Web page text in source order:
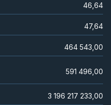
46,64
47,64
464 543,00
591 496,00
3 196 217 233,00